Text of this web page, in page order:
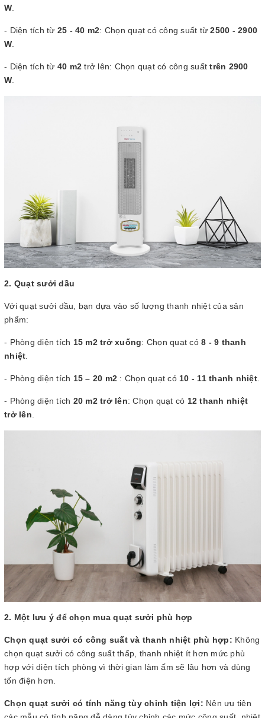
W.
- Diện tích từ 25 - 40 m2: Chọn quạt có công suất từ2500 - 2900
W.
- Diện tích từ 40 m2trở lên: Chọn quạt có công suấttrên 2900
W.
2. Quạt sưởi dầu
Với quạt sưởi dầu, bạn dựa vào số lượng thanh nhiệt của sản
phẩm:
- Phòng diện tích 15 m2 trở xuống: Chọn quạt có 8 - 9 thanh
nhiệt
- Phòng diện tích 15 – 20 m2 : Chọn quạt có 10 - 11 thanh nhiệt.
- Phòng diện tích 20 m2 trở lên: Chọn quạt có 12 thanh nhiệt
trở lên
2. Một lưu ý để chọn mua quạt sưởi phù hợp
Chọn quạt sưởi có công suất và thanh nhiệt phù hợp: Không
chọn quạt sưởi có công suất thấp, thanh nhiệt ít hơn mức phù
hợp với diện tích phòng vì thời gian làm ấm sẽ lâu hơn và dùng
tốn điện hơn.
Chọn quạt sưởi có tính năng tùy chỉnh tiện lợi: Nên ưu tiên